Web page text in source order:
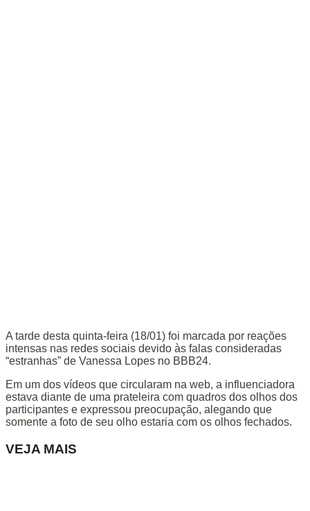
A tarde desta quinta-feira (18/01) foi marcada por reações
intensas nas redes sociais devido às falas consideradas
“estranhas” de Vanessa Lopes no BBB24.
Em um dos vídeos que circularam na web, a influenciadora
estava diante de uma prateleira com quadros dos olhos dos
participantes e expressou preocupação, alegando que
somente a foto de seu olho estaria com os olhos fechados.
VEJA MAIS